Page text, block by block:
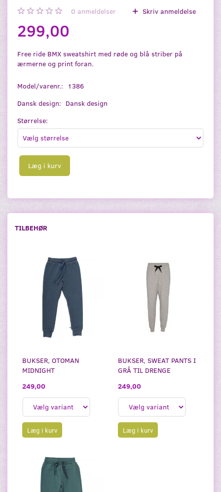
0 anmeldelser Skriv anmeldelse
299,00
Free ride BMX sweatshirt med røde og blå striber på
ærmerne og print foran.
Model/varenr.:
1386
Dansk design: Dansk design
Størrelse:
Læg i kurv
TILBEHØR
BUKSER, OTOMAN
MIDNIGHT
249,00
Læg i kurv
BUKSER, SWEAT PANTS I
GRÅ TIL DRENGE
249,00
Læg i kurv